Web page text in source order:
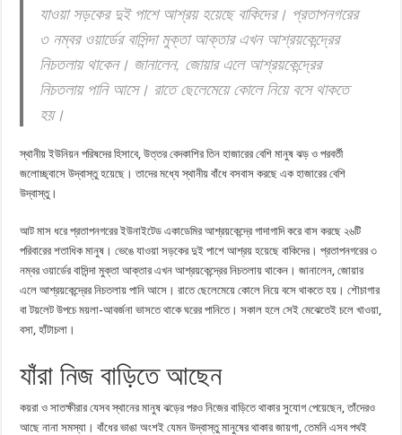
যাওয়া সড়কের দুই পাশে আশ্রয় হয়েছে বাকিদের। প্রতাপনগরের
৩ নম্বর ওয়ার্ডের বাসিন্দা মুক্তা আক্তার এখন আশ্রয়কেন্দ্রের
নিচতলায় থাকেন। জানালেন, জোয়ার এলে আশ্রয়কেন্দ্রের
নিচতলায় পানি আসে। রাতে ছেলেমেয়ে কোলে নিয়ে বসে থাকতে
হয়।
স্থানীয় ইউনিয়ন পরিষদের হিসাবে, উত্তর বেদকাশির তিন হাজারের বেশি মানুষ ঝড় ও পরবর্তী
জলোচ্ছ্বাসে উদ্বাস্তু হয়েছে। তাদের মধ্যে স্থানীয় বাঁধে বসবাস করছে এক হাজারের বেশি
উদ্বাস্তু।
আট মাস ধরে প্রতাপনগরের ইউনাইটেড একাডেমির আশ্রয়কেন্দ্রে গাদাগাদি করে বাস করছে ২৬টি
পরিবারের শতাধিক মানুষ। ভেঙে যাওয়া সড়কের দুই পাশে আশ্রয় হয়েছে বাকিদের। প্রতাপনগরের ৩
নম্বর ওয়ার্ডের বাসিন্দা মুক্তা আক্তার এখন আশ্রয়কেন্দ্রের নিচতলায় থাকেন। জানালেন, জোয়ার
এলে আশ্রয়কেন্দ্রের নিচতলায় পানি আসে। রাতে ছেলেমেয়ে কোলে নিয়ে বসে থাকতে হয়। শৌচাগার
বা টয়লেট উপচে ময়লা-আবর্জনা ভাসতে থাকে ঘরের পানিতে। সকাল হলে সেই মেঝেতেই চলে খাওয়া,
বসা, হাঁটাচলা।
যাঁরা নিজ বাড়িতে আছেন
কয়রা ও সাতক্ষীরার যেসব স্থানের মানুষ ঝড়ের পরও নিজের বাড়িতে থাকার সুযোগ পেয়েছেন, তাঁদেরও
আছে নানা সমস্যা। বাঁধের ভাঙা অংশই যেমন উদ্বাস্তু মানুষের থাকার জায়গা, তেমনি এসব পথই